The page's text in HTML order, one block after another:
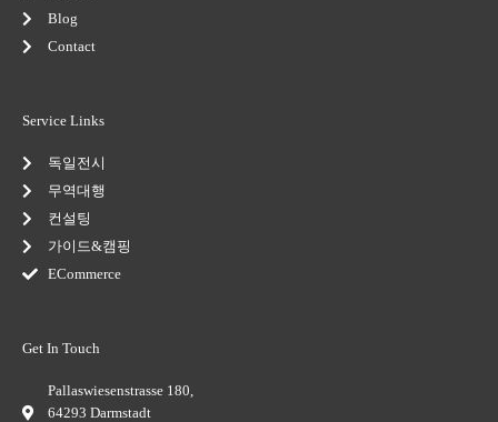
Blog
Contact
Service Links
독일전시
무역대행
컨설팅
가이드&캠핑
ECommerce
Get In Touch
Pallaswiesenstrasse 180,
64293 Darmstadt